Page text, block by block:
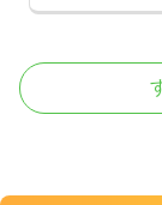
外来 正・准看護